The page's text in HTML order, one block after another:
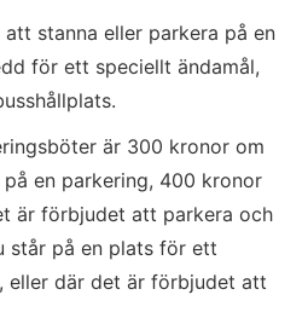
stanna eller parkera på en
för ett speciellt ändamål,
är 300 kronor om
en parkering, 400 kronor
är förbjudet att parkera och
står på en plats för ett
eller där det är förbjudet att